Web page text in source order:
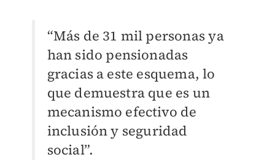
“Más de 31 mil personas ya
han sido pensionadas
gracias a este esquema, lo
que demuestra que es un
mecanismo efectivo de
inclusión y seguridad
social”.